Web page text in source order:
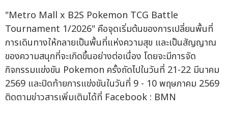
"Metro Mall x B2S Pokemon TCG Battle
Tournament 1/2026" คือจุดเริ่มต้นของการเปลี่ยนพื้นที่
การเดินทางให้กลายเป็นพื้นที่แห่งความสุข และเป็นสัญญาณ
ของความสนุกที่จะเกิดขึ้นอย่างต่อเนื่อง โดยจะมีการจัด
กิจกรรมแข่งขัน Pokemon ครั้งถัดไปในวันที่ 21-22 มีนาคม
2569 และปิดท้ายการแข่งขันในวันที่ 9 - 10 พฤษภาคม 2569
ติดตามข่าวสารเพิ่มเติมได้ที่ Facebook : BMN